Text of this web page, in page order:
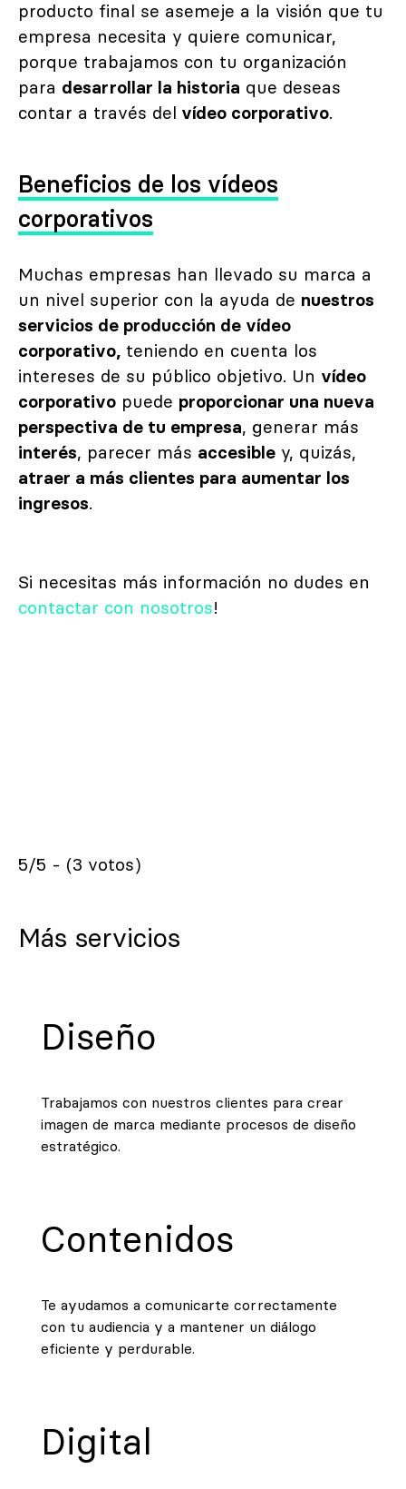
producto final se asemeje a la visión que tu
empresa necesita y quiere comunicar,
porque trabajamos con tu organización
para desarrollar la historia que deseas
contar a través del
vídeo corporativo.
Beneficios de los vídeos
corporativos
Muchas empresas han llevado su marca a
un nivel superior con la ayuda de nuestros
servicios de producción de vídeo
corporativo, teniendo en cuenta los
intereses de su público objetivo. Un vídeo
corporativo puede proporcionar una nueva
perspectiva de tu empresa, generar más
interés, parecer más accesible y, quizás,
atraer a más clientes para aumentar los
ingresos.
Si necesitas más información no dudes en
contactar con nosotros!
5/5 - (3 votos)
Más servicios
Diseño
Trabajamos con nuestros clientes para crear
imagen de marca mediante procesos de diseño
estratégico.
Contenidos
Te ayudamos a comunicarte correctamente
con tu audiencia y a mantener un diálogo
eficiente y perdurable.
Digital